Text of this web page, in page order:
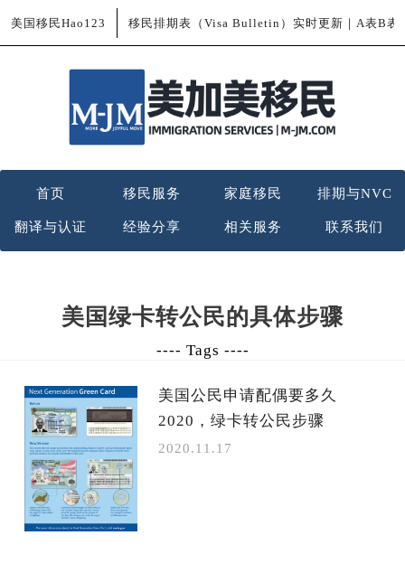
美国移民Hao123 移民排期表（Visa Bulletin）实时更新｜A表B表
首页 移民服务 家庭移民 排期与NVC
翻译与认证 经验分享 相关服务 联系我们
美国绿卡转公民的具体步骤
---- Tags ----
美国公民申请配偶要多久
2020，绿卡转公民步骤
2020.11.17